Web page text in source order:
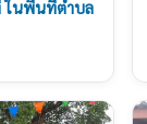
ในพื้นที่ตำบล